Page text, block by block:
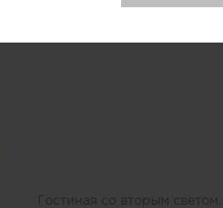
Гостиная со вторым